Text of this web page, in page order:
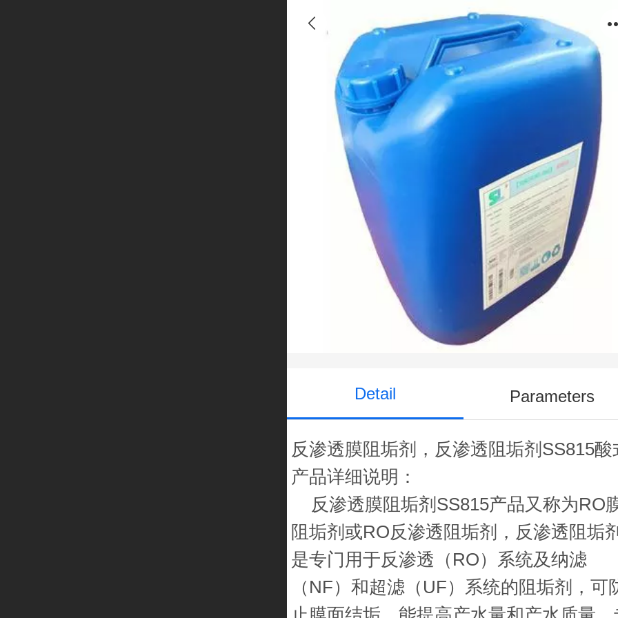
大连膜阻垢剂行业标准，大连反渗透阻垢剂酸
Detail Parameters
反渗透膜阻垢剂，反渗透阻垢剂SS815酸
产品详细说明：
反渗透膜阻垢剂SS815产品又称为RO
阻垢剂或RO反渗透阻垢剂，反渗透阻垢剂
是专门用于反渗透（RO）系统及纳滤
（NF）和超滤（UF）系统的阻垢剂，可